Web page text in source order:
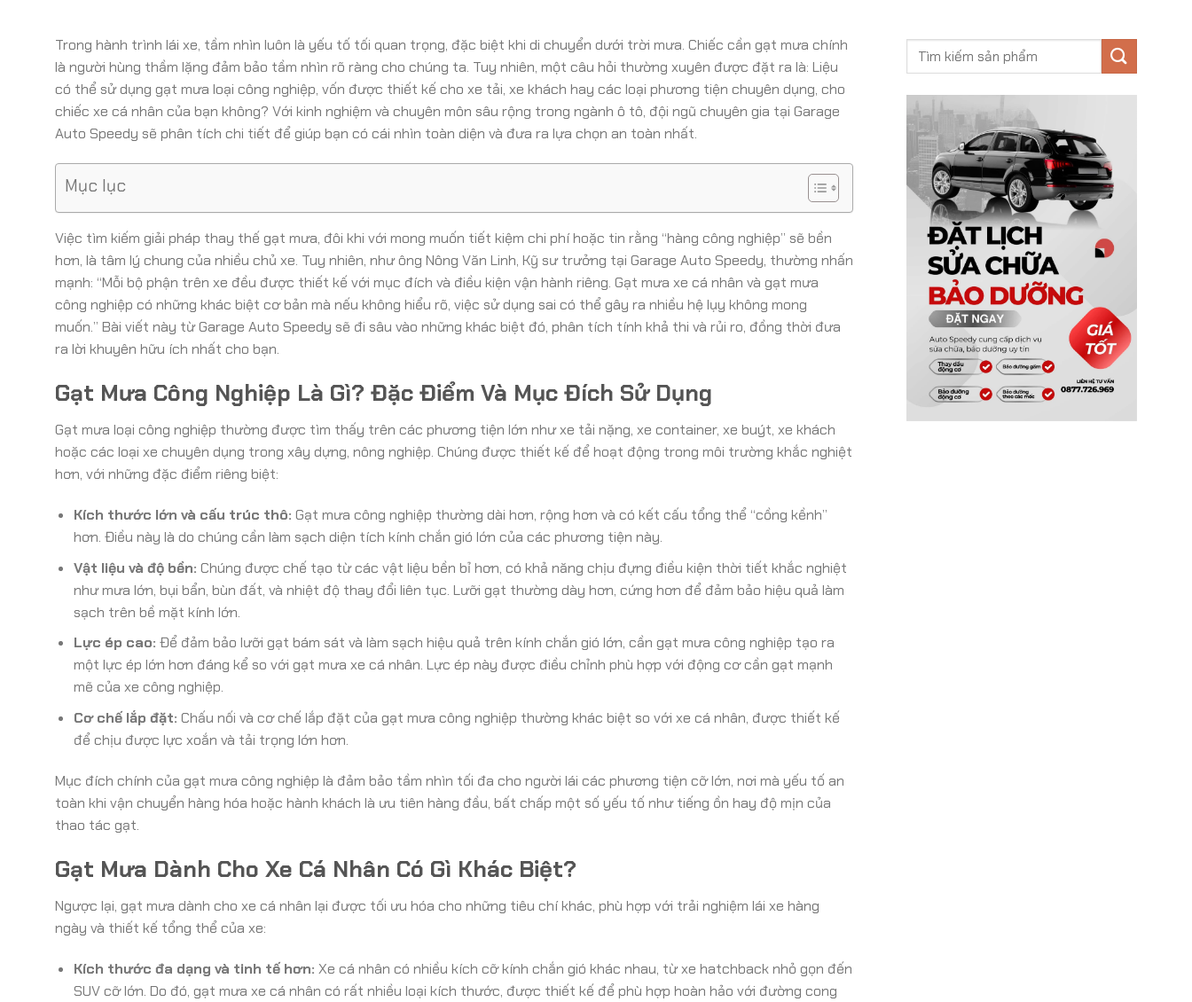
Trong hành trình lái xe, tầm nhìn luôn là yếu tố tối quan trọng, đặc biệt khi di chuyển dưới trời mưa. Chiếc cần gạt mưa chính
là người hùng thầm lặng đảm bảo tầm nhìn rõ ràng cho chúng ta. Tuy nhiên, một câu hỏi thường xuyên được đặt ra là: Liệu
có thể sử dụng gạt mưa loại công nghiệp, vốn được thiết kế cho xe tải, xe khách hay các loại phương tiện chuyên dụng, cho
chiếc xe cá nhân của bạn không? Với kinh nghiệm và chuyên môn sâu rộng trong ngành ô tô, đội ngũ chuyên gia tại Garage
Auto Speedy sẽ phân tích chi tiết để giúp bạn có cái nhìn toàn diện và đưa ra lựa chọn an toàn nhất.
Mục lục
Việc tìm kiếm giải pháp thay thế gạt mưa, đôi khi với mong muốn tiết kiệm chi phí hoặc tin rằng “hàng công nghiệp” sẽ bền
hơn, là tâm lý chung của nhiều chủ xe. Tuy nhiên, như ông Nông Văn Linh, Kỹ sư trưởng tại Garage Auto Speedy, thường nhấn
mạnh: “Mỗi bộ phận trên xe đều được thiết kế với mục đích và điều kiện vận hành riêng. Gạt mưa xe cá nhân và gạt mưa
công nghiệp có những khác biệt cơ bản mà nếu không hiểu rõ, việc sử dụng sai có thể gây ra nhiều hệ lụy không mong
muốn.” Bài viết này từ Garage Auto Speedy sẽ đi sâu vào những khác biệt đó, phân tích tính khả thi và rủi ro, đồng thời đưa
ra lời khuyên hữu ích nhất cho bạn.
Gạt Mưa Công Nghiệp Là Gì? Đặc Điểm Và Mục Đích Sử Dụng
Gạt mưa loại công nghiệp thường được tìm thấy trên các phương tiện lớn như xe tải nặng, xe container, xe buýt, xe khách
hoặc các loại xe chuyên dụng trong xây dựng, nông nghiệp. Chúng được thiết kế để hoạt động trong môi trường khắc nghiệt
hơn, với những đặc điểm riêng biệt:
Kích thước lớn và cấu trúc thô: Gạt mưa công nghiệp thường dài hơn, rộng hơn và có kết cấu tổng thể “cồng kềnh”
hơn. Điều này là do chúng cần làm sạch diện tích kính chắn gió lớn của các phương tiện này.
Vật liệu và độ bền: Chúng được chế tạo từ các vật liệu bền bỉ hơn, có khả năng chịu đựng điều kiện thời tiết khắc nghiệt
như mưa lớn, bụi bẩn, bùn đất, và nhiệt độ thay đổi liên tục. Lưỡi gạt thường dày hơn, cứng hơn để đảm bảo hiệu quả làm
sạch trên bề mặt kính lớn.
Lực ép cao: Để đảm bảo lưỡi gạt bám sát và làm sạch hiệu quả trên kính chắn gió lớn, cần gạt mưa công nghiệp tạo ra
một lực ép lớn hơn đáng kể so với gạt mưa xe cá nhân. Lực ép này được điều chỉnh phù hợp với động cơ cần gạt mạnh
mẽ của xe công nghiệp.
Cơ chế lắp đặt: Chấu nối và cơ chế lắp đặt của gạt mưa công nghiệp thường khác biệt so với xe cá nhân, được thiết kế
để chịu được lực xoắn và tải trọng lớn hơn.
Mục đích chính của gạt mưa công nghiệp là đảm bảo tầm nhìn tối đa cho người lái các phương tiện cỡ lớn, nơi mà yếu tố an
toàn khi vận chuyển hàng hóa hoặc hành khách là ưu tiên hàng đầu, bất chấp một số yếu tố như tiếng ồn hay độ mịn của
thao tác gạt.
Gạt Mưa Dành Cho Xe Cá Nhân Có Gì Khác Biệt?
Ngược lại, gạt mưa dành cho xe cá nhân lại được tối ưu hóa cho những tiêu chí khác, phù hợp với trải nghiệm lái xe hàng
ngày và thiết kế tổng thể của xe:
Kích thước đa dạng và tinh tế hơn: Xe cá nhân có nhiều kích cỡ kính chắn gió khác nhau, từ xe hatchback nhỏ gọn đến
SUV cỡ lớn. Do đó, gạt mưa xe cá nhân có rất nhiều loại kích thước, được thiết kế để phù hợp hoàn hảo với đường cong